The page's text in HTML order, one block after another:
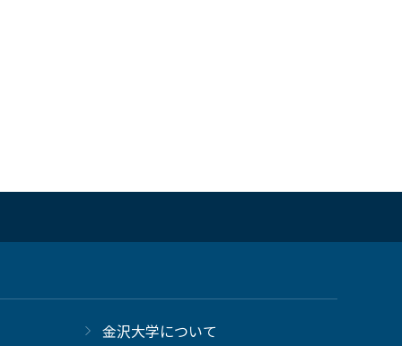
金沢大学について